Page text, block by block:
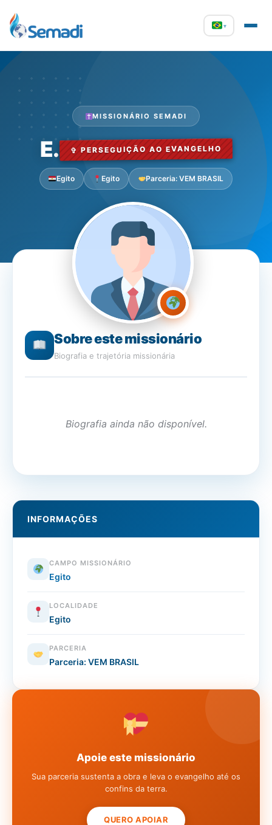
▾
MISSIONÁRIO SEMADI
E. ✞ PERSEGUIÇÃO AO EVANGELHO
Egito Egito Parceria: VEM BRASIL
Sobre este missionário
Biografia e trajetória missionária
Biografia ainda não disponível.
INFORMAÇÕES
CAMPO MISSIONÁRIO
Egito
LOCALIDADE
Egito
PARCERIA
Parceria: VEM BRASIL
Apoie este missionário
Sua parceria sustenta a obra e leva o evangelho até os
confins da terra.
QUERO APOIAR